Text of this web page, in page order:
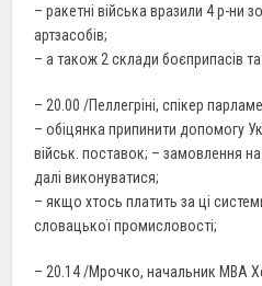
– ракетні війська вразили 4 р-ни
артзасобів;
– а також 2 склади боєприпасів
– 20.00 /Пеллегріні, спікер
– обіцянка припинити допомогу
військ. поставок; – замовлення
далі виконуватися;
– якщо хтось платить за ці
словацької промисловості;
– 20.14 /Мрочко, начальник МВА